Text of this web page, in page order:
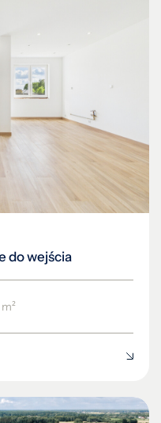
do wejścia